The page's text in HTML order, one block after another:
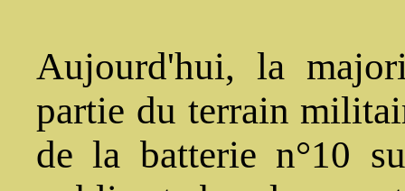
Aujourd'hui, la
partie du terrain
de la batterie n°10